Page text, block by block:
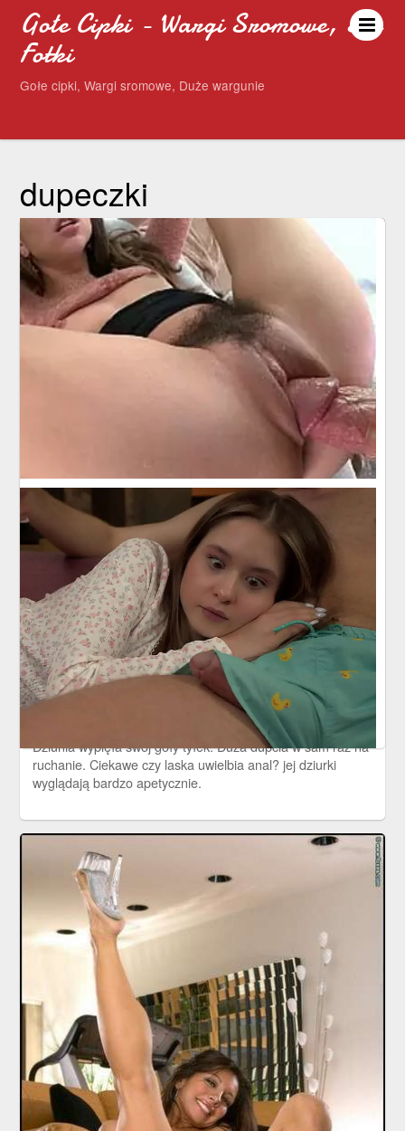
Gołe Cipki - Wargi Sromowe, Sex
Fotki
Gołe cipki, Wargi sromowe, Duże wargunie
dupeczki
Dziunia wypina tyłek
Dziunia wypięła swój goły tyłek. Duża dupcia w sam raz na
ruchanie. Ciekawe czy laska uwielbia anal? jej dziurki
wyglądają bardzo apetycznie.